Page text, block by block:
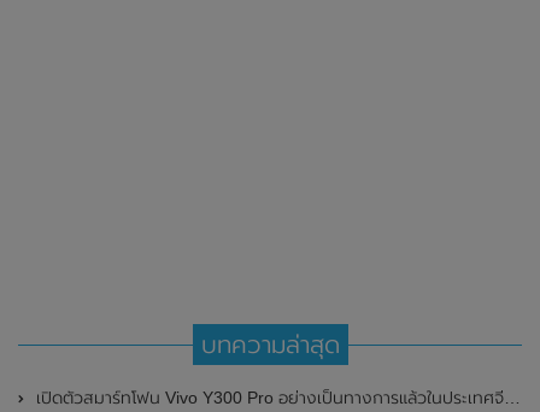
บทความล่าสุด
เปิดตัวสมาร์ทโฟน Vivo Y300 Pro อย่างเป็นทางการแล้วในประเทศจีน มาพร้อมดีไซน์พรีเมี่ยม ทนทาน และแบตเตอรี่สุดอึดขนาดใหญ่ 6,500mAh พร้อมรองรับการชาร์จไว 80W